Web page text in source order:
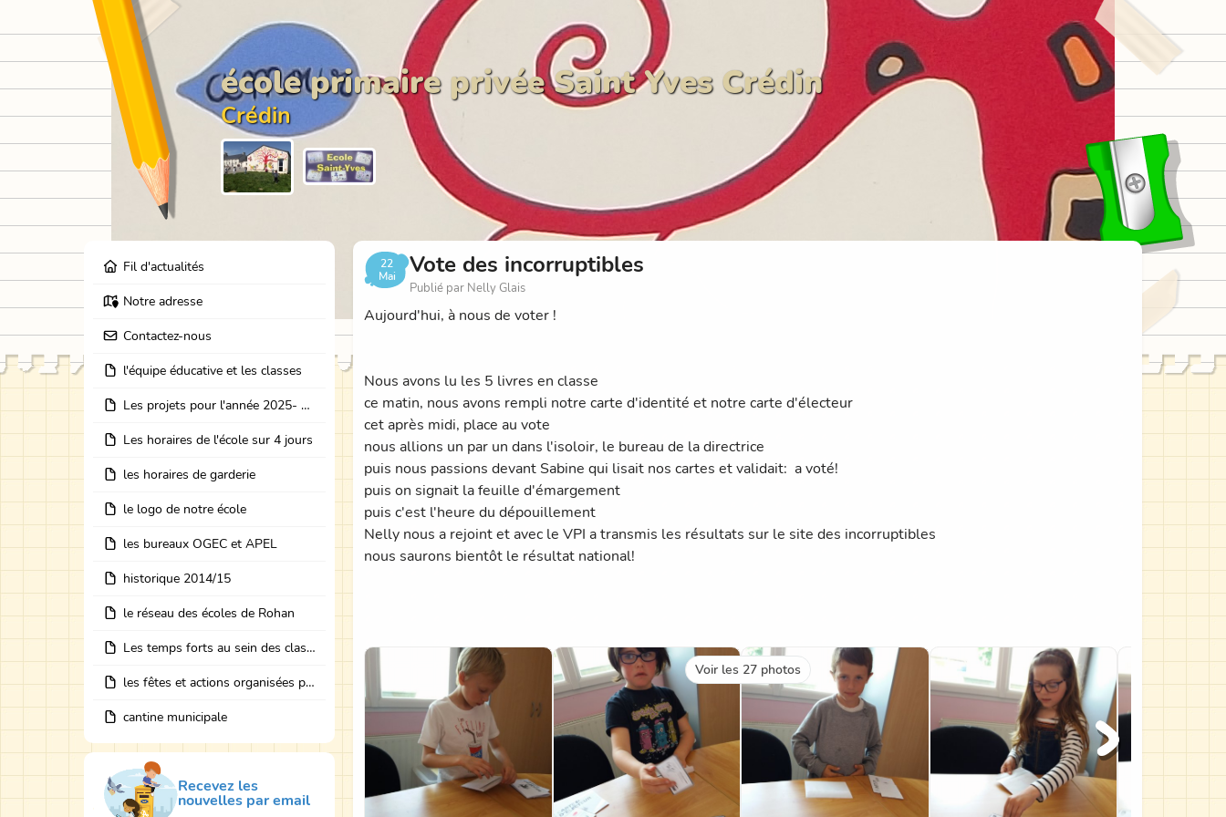
école primaire privée Saint Yves Crédin
Crédin
Fil d'actualités
Notre adresse
Contactez-nous
l'équipe éducative et les classes
Les projets pour l'année 2025- 2026: école dehors, journées partage des classes, et coopération avec les résidents de l'EHPAD
Les horaires de l'école sur 4 jours
les horaires de garderie
le logo de notre école
les bureaux OGEC et APEL
historique 2014/15
le réseau des écoles de Rohan
Les temps forts au sein des classes avec des intervenants
les fêtes et actions organisées par les bureaux
cantine municipale
Recevez les
nouvelles par email
22
Mai
Vote des incorruptibles
Publié par Nelly Glais
Aujourd'hui, à nous de voter !
Nous avons lu les 5 livres en classe
ce matin, nous avons rempli notre carte d'identité et notre carte d'électeur
cet après midi, place au vote
nous allions un par un dans l'isoloir, le bureau de la directrice
puis nous passions devant Sabine qui lisait nos cartes et validait: a voté!
puis on signait la feuille d'émargement
puis c'est l'heure du dépouillement
Nelly nous a rejoint et avec le VPI a transmis les résultats sur le site des incorruptibles
nous saurons bientôt le résultat national!
Voir les 27 photos